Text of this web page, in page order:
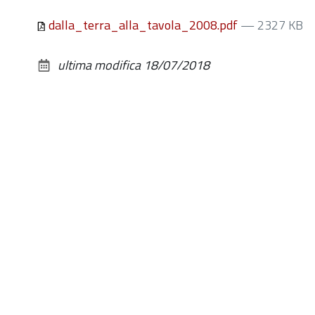
dalla_terra_alla_tavola_2008.pdf— 2327 KB
ultima modifica 18/07/2018